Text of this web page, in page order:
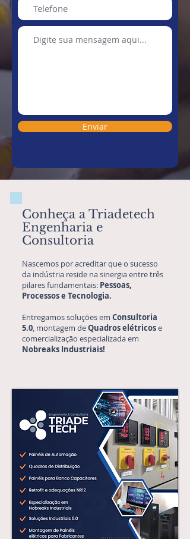
Enviar
Conheça a Triadetech
Engenharia e
Consultoria
Nascemos por acreditar que o sucesso
da indústria reside na sinergia entre três
pilares fundamentais: Pessoas,
Processos e Tecnologia.
Entregamos soluções em Consultoria
5.0, montagem deQuadros elétricose
comercialização especializada em
Nobreaks Industriais!